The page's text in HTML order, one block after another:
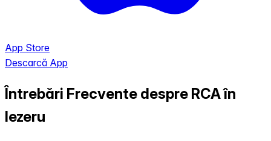
App Store
Descarcă App
Întrebări Frecvente despre RCA în
Iezeru